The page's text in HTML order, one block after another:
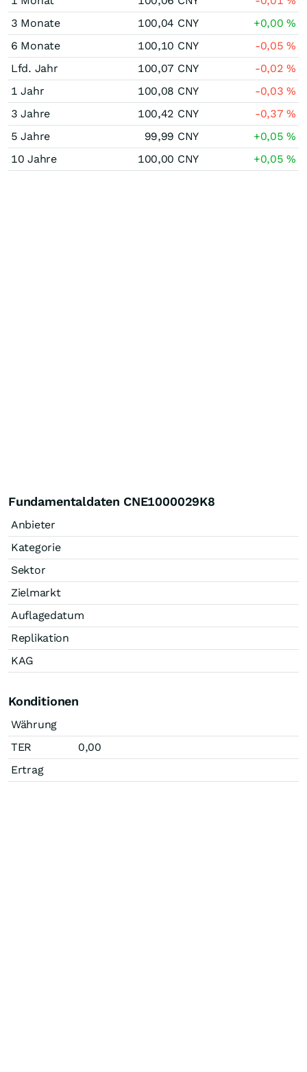
3 Monate
100,04 CNY +0,00%
6 Monate
100,10 CNY -0,05%
Lfd. Jahr
100,07 CNY -0,02%
1 Jahr
100,08 CNY -0,03%
3 Jahre
100,42 CNY -0,37%
5 Jahre
99,99 CNY +0,05%
10 Jahre
100,00 CNY +0,05%
Fundamentaldaten CNE1000029K8
Anbieter
Kategorie
Sektor
Zielmarkt
Auflagedatum
Replikation
KAG
Konditionen
Währung
TER
0,00
Ertrag